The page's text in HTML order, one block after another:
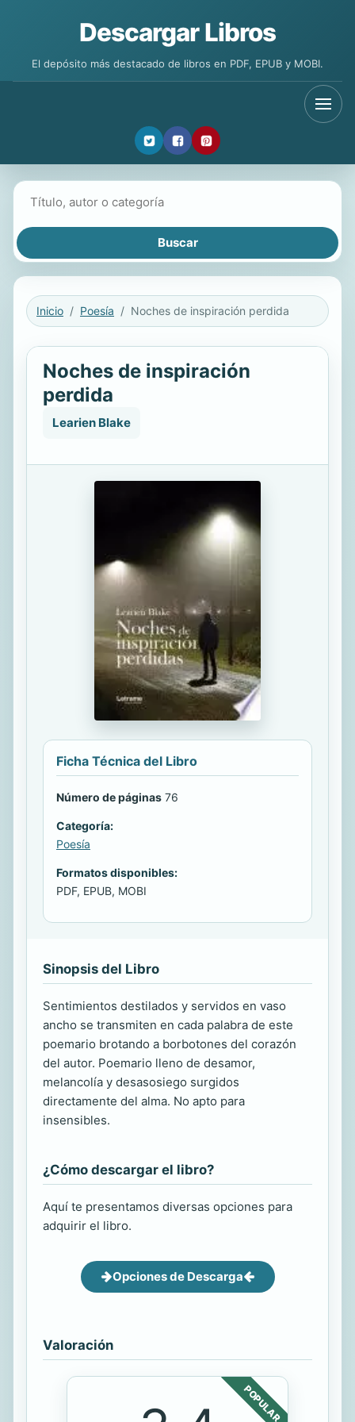
Descargar Libros
El depósito más destacado de libros en PDF, EPUB y MOBI.
Inicio Poesía Noches de inspiración perdida
Noches de inspiración
perdida
Learien Blake
Ficha Técnica del Libro
Número de páginas 76
Categoría:
Poesía
Formatos disponibles:
PDF, EPUB, MOBI
Sinopsis del Libro
Sentimientos destilados y servidos en vaso
ancho se transmiten en cada palabra de este
poemario brotando a borbotones del corazón
del autor. Poemario lleno de desamor,
melancolía y desasosiego surgidos
directamente del alma. No apto para
insensibles.
¿Cómo descargar el libro?
Aquí te presentamos diversas opciones para
adquirir el libro.
Opciones de Descarga
Valoración
POPULAR